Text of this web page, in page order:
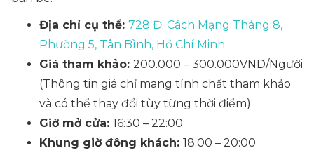
Địa chỉ cụ thể: 728 Đ. Cách Mạng Tháng 8,
Phường 5, Tân Bình, Hồ Chí Minh
Giá tham khảo: 200.000 – 300.000VND/Người
(Thông tin giá chỉ mang tính chất tham khảo
và có thể thay đổi tùy từng thời điểm)
Giờ mở cửa: 16:30 – 22:00
Khung giờ đông khách: 18:00 – 20:00